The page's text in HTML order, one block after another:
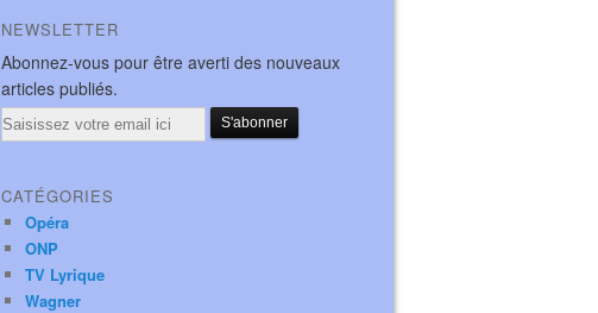
NEWSLETTER
Abonnez-vous pour être averti des nouveaux
articles publiés.
Email
CATÉGORIES
Opéra
ONP
TV Lyrique
Wagner